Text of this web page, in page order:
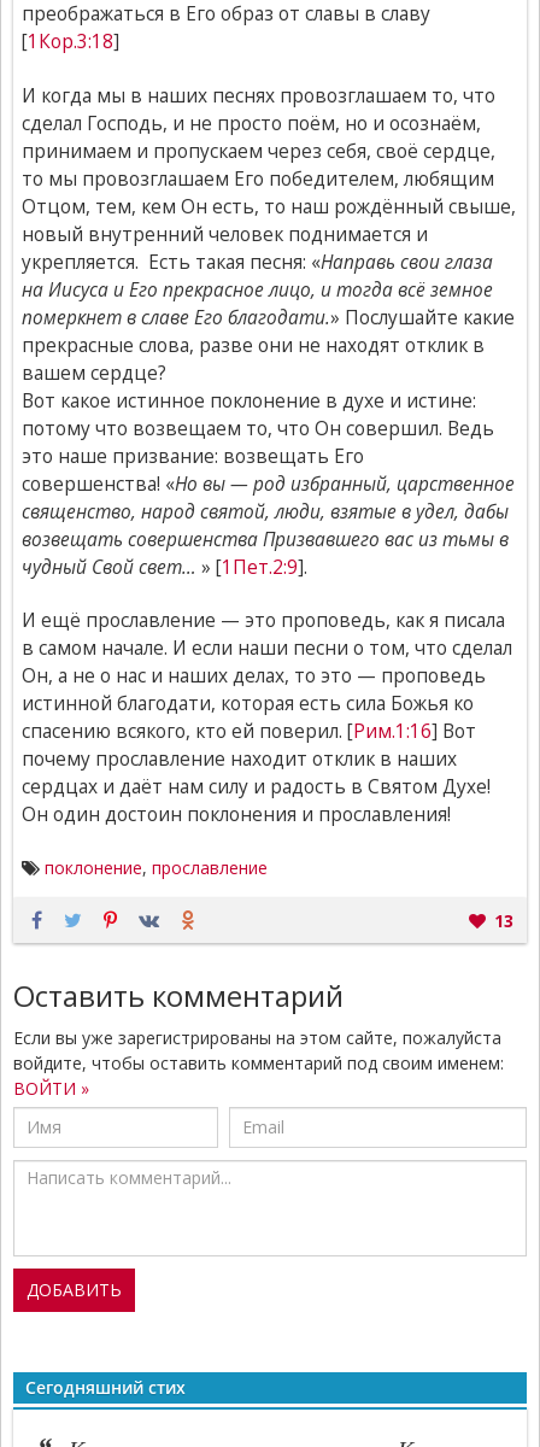
преображаться в Его образ от славы в славу
[1Кор.3:18]
И когда мы в наших песнях провозглашаем то, что
сделал Господь, и не просто поём, но и осознаём,
принимаем и пропускаем через себя, своё сердце,
то мы провозглашаем Его победителем, любящим
Отцом, тем, кем Он есть, то наш рождённый свыше,
новый внутренний человек поднимается и
укрепляется. Есть такая песня: «Направь свои глаза
на Иисуса и Его прекрасное лицо, и тогда всё земное
померкнет в славе Его благодати.» Послушайте какие
прекрасные слова, разве они не находят отклик в
вашем сердце?
Вот какое истинное поклонение в духе и истине:
потому что возвещаем то, что Он совершил. Ведь
это наше призвание: возвещать Его
совершенства! «Но вы — род избранный, царственное
священство, народ святой, люди, взятые в удел, дабы
возвещать совершенства Призвавшего вас из тьмы в
чудный Свой свет… » [1Пет.2:9].
И ещё прославление — это проповедь, как я писала
в самом начале. И если наши песни о том, что сделал
Он, а не о нас и наших делах, то это — проповедь
истинной благодати, которая есть сила Божья ко
спасению всякого, кто ей поверил. [Рим.1:16] Вот
почему прославление находит отклик в наших
сердцах и даёт нам силу и радость в Святом Духе!
Он один достоин поклонения и прославления!
поклонение, прославление
13
Оставить комментарий
Если вы уже зарегистрированы на этом сайте, пожалуйста
войдите, чтобы оставить комментарий под своим именем:
ВОЙТИ »
Сегодняшний стих